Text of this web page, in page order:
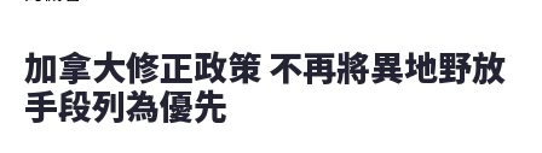
加拿大修正政策 不再將異地野放
手段列為優先